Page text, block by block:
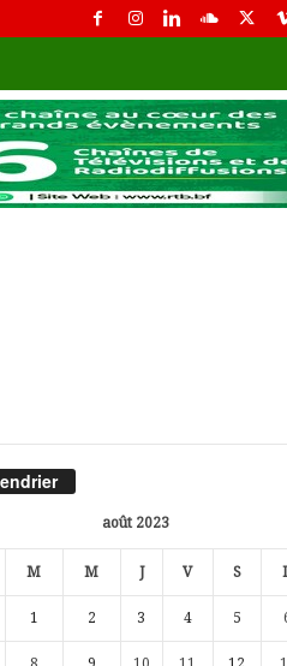
août 2023
M M J V S
1 2 3 4 5